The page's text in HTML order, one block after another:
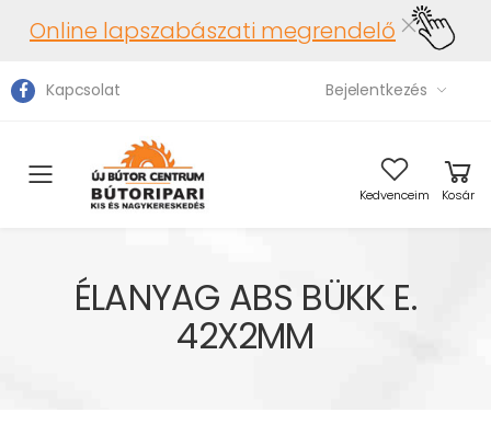
Online lapszabászati megrendelő
Kapcsolat Bejelentkezés
Toggle mobile menu Kedvenceim Kosár
ÉLANYAG ABS BÜKK E.
42X2MM